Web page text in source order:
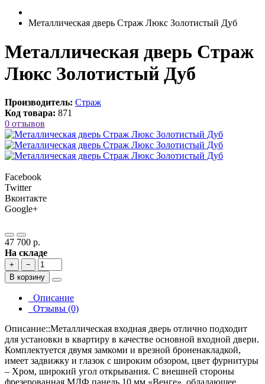
Металлическая дверь Страж Люкс Золотистый Дуб
Металлическая дверь Страж
Люкс Золотистый Дуб
Производитель: Страж
Код товара: 871
0 отзывов
Facebook
Twitter
Вконтакте
Google+
47 700 р.
На складе
+
−
В корзину
Описание
Отзывы (0)
Описание::Металлическая входная дверь отлично подходит
для установки в квартиру в качестве основной входной двери.
Комплектуется двумя замкоми и врезной броненакладкой,
имеет задвижку и глазок c широким обзором, цвет фурнитуры
– Хром, широкий угол открывания. С внешней стороны